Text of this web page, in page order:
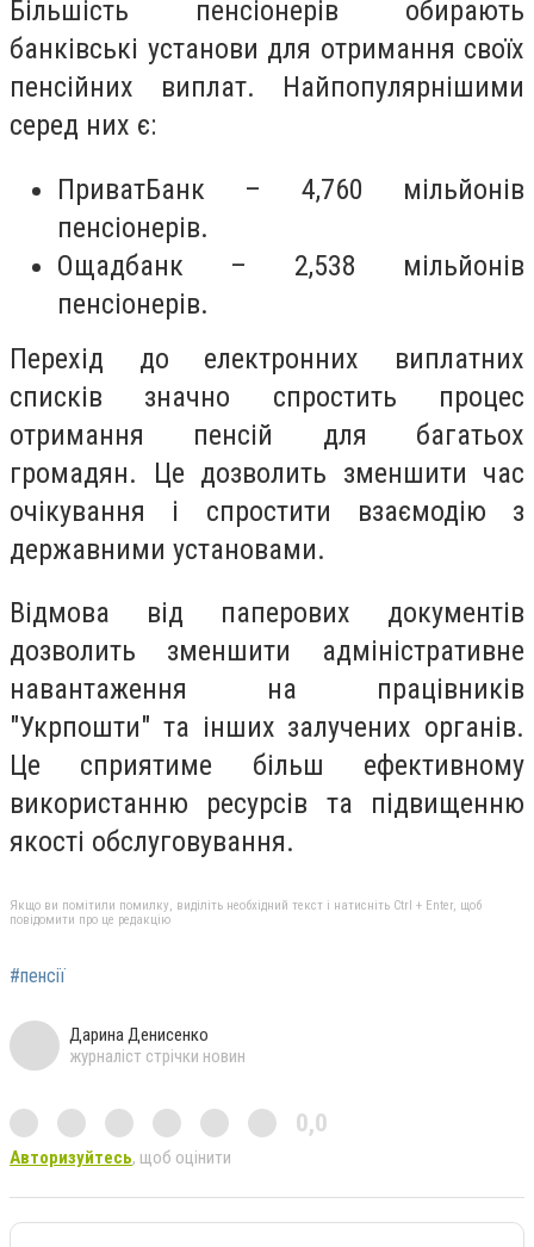
Більшість пенсіонерів обирають
банківські установи для отримання своїх
пенсійних виплат. Найпопулярнішими
серед них є:
ПриватБанк – 4,760 мільйонів
пенсіонерів.
Ощадбанк – 2,538 мільйонів
пенсіонерів.
Перехід до електронних виплатних
списків значно спростить процес
отримання пенсій для багатьох
громадян. Це дозволить зменшити час
очікування і спростити взаємодію з
державними установами.
Відмова від паперових документів
дозволить зменшити адміністративне
навантаження на працівників
"Укрпошти" та інших залучених органів.
Це сприятиме більш ефективному
використанню ресурсів та підвищенню
якості обслуговування.
Якщо ви помітили помилку, виділіть необхідний текст і натисніть Ctrl + Enter, щоб
повідомити про це редакцію
#пенсії
Дарина Денисенко
журналіст стрічки новин
0,0
Авторизуйтесь, щоб оцінити